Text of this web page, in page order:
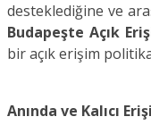
desteklediğine ve
Budapeşte Açık
bir açık erişim
Anında ve Kalıcı